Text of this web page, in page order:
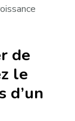
de
le
d’un